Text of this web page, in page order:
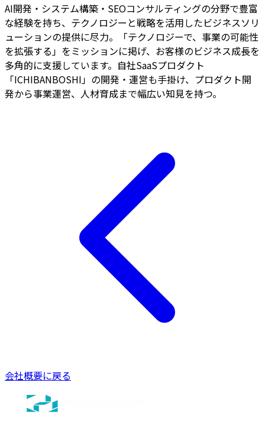
AI開発・システム構築・SEOコンサルティングの分野で豊富
な経験を持ち、テクノロジーと戦略を活用したビジネスソリ
ューションの提供に尽力。「テクノロジーで、事業の可能性
を拡張する」をミッションに掲げ、お客様のビジネス成長を
多角的に支援しています。自社SaaSプロダクト
「ICHIBANBOSHI」の開発・運営も手掛け、プロダクト開
発から事業運営、人材育成まで幅広い知見を持つ。
会社概要に戻る